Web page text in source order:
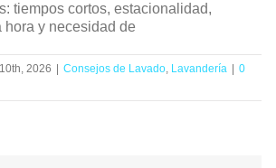
tiempos cortos, estacionalidad,
y necesidad de
2026 Consejos de Lavado, Lavandería
0